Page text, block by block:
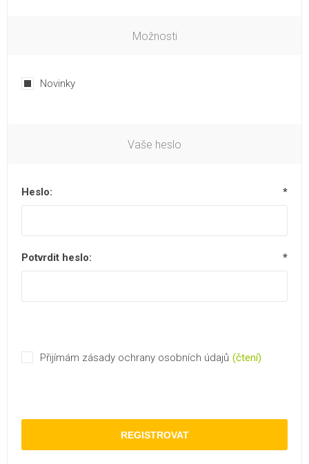
Možnosti
Novinky
Vaše heslo
Heslo: *
Potvrdit heslo: *
Přijímám zásady ochrany osobních údajů (čtení)